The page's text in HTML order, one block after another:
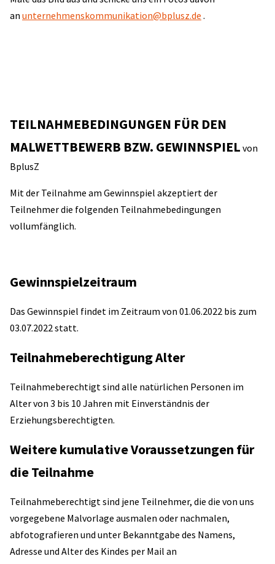
an unternehmenskommunikation@bplusz.de .
TEILNAHMEBEDINGUNGEN FÜR DEN
MALWETTBEWERB BZW. GEWINNSPIEL von
BplusZ
Mit der Teilnahme am Gewinnspiel akzeptiert der
Teilnehmer die folgenden Teilnahmebedingungen
vollumfänglich.
Gewinnspielzeitraum
Das Gewinnspiel findet im Zeitraum von 01.06.2022 bis zum
03.07.2022 statt.
Teilnahmeberechtigung Alter
Teilnahmeberechtigt sind alle natürlichen Personen im
Alter von 3 bis 10 Jahren mit Einverständnis der
Erziehungsberechtigten.
Weitere kumulative Voraussetzungen für
die Teilnahme
Teilnahmeberechtigt sind jene Teilnehmer, die die von uns
vorgegebene Malvorlage ausmalen oder nachmalen,
abfotografieren und unter Bekanntgabe des Namens,
Adresse und Alter des Kindes per Mail an